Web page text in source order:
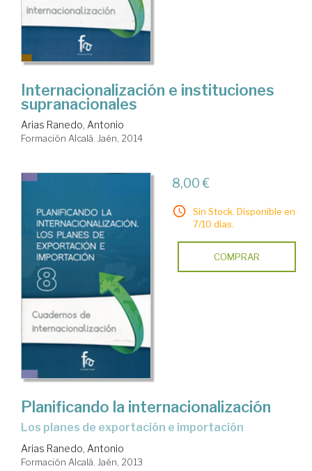
Internacionalización e instituciones
supranacionales
Arias Ranedo, Antonio
Formación Alcalá. Jaén, 2014
8,00 €
Sin Stock. Disponible en
7/10 días.
COMPRAR
Planificando la internacionalización
los planes de exportación e importación
Arias Ranedo, Antonio
Formación Alcalá. Jaén, 2013